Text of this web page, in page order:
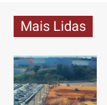
Mais Lidas